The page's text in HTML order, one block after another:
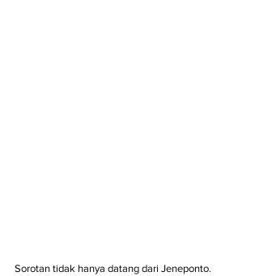
Sorotan tidak hanya datang dari Jeneponto.